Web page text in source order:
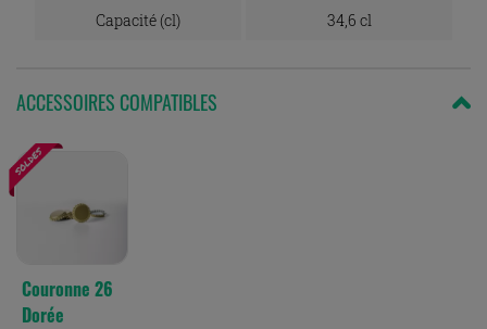
Capacité (cl) 34,6 cl
ACCESSOIRES COMPATIBLES
Couronne 26
Dorée